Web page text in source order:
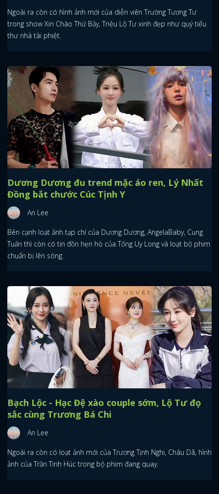
Ngoài ra còn có hình ảnh mới của diễn viên Trường Tương Tư
trong show Xin Chào Thứ Bảy, Triệu Lộ Tư xinh đẹp như quý tiểu
thư nhà tài phiệt.
Dương Dương đu trend mặc áo ren, Lý Nhất
Đồng bắt chước Cúc Tịnh Y
An Lee
Bên cạnh loạt ảnh tạp chí của Dương Dương, AngelaBaby, Cung
Tuấn thì còn có tin đồn hẹn hò của Tống Uy Long và loạt bộ phim
chuẩn bị lên sóng.
Bạch Lộc - Hạc Đệ xào couple sớm, Lộ Tư đọ
sắc cùng Trương Bá Chi
An Lee
Ngoài ra còn có loạt ảnh mới của Trương Tịnh Nghi, Châu Dã, hình
ảnh của Trần Tinh Húc trong bộ phim đang quay.